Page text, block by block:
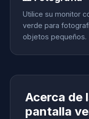
Utilice su monitor
verde para
objetos pequeños.
Acerca de
pantalla